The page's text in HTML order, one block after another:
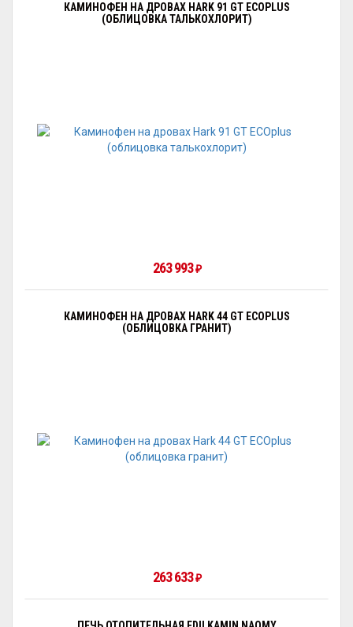
КАМИНОФЕН НА ДРОВАХ HARK 91 GT ECOPLUS
(ОБЛИЦОВКА ТАЛЬКОХЛОРИТ)
263 993 ₽
КАМИНОФЕН НА ДРОВАХ HARK 44 GT ECOPLUS
(ОБЛИЦОВКА ГРАНИТ)
263 633 ₽